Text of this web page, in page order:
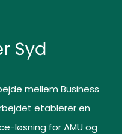
mellem Business
etablerer en
løsning for AMU og